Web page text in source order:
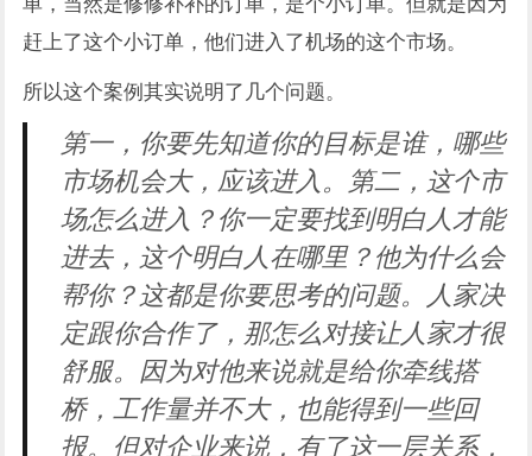
赶上了这个小订单，他们进入了机场的这个市场。
所以这个案例其实说明了几个问题。
第一，你要先知道你的目标是谁，哪些
市场机会大，应该进入。第二，这个市
场怎么进入？你一定要找到明白人才能
进去，这个明白人在哪里？他为什么会
帮你？这都是你要思考的问题。人家决
定跟你合作了，那怎么对接让人家才很
舒服。因为对他来说就是给你牵线搭
桥，工作量并不大，也能得到一些回
报。但对企业来说，有了这一层关系，